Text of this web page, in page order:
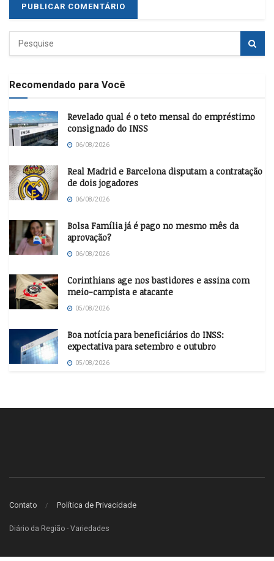
Recomendado para Você
Revelado qual é o teto mensal do empréstimo
consignado do INSS
06/08/2026
Real Madrid e Barcelona disputam a contratação
de dois jogadores
06/08/2026
Bolsa Família já é pago no mesmo mês da
aprovação?
06/08/2026
Corinthians age nos bastidores e assina com
meio-campista e atacante
05/08/2026
Boa notícia para beneficiários do INSS:
expectativa para setembro e outubro
05/08/2026
Contato Política de Privacidade
Diário da Região - Variedades